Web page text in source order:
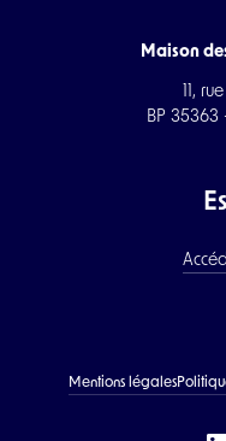
Maison
11,
BP 35363
Mentions légales